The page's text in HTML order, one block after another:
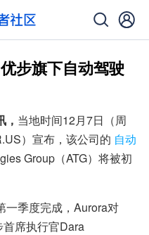
步旗下自动驾驶
当地时间12月7日（周
）宣布，该公司的 自动
Group（ATG）将被初
一季度完成，Aurora对
席执行官Dara